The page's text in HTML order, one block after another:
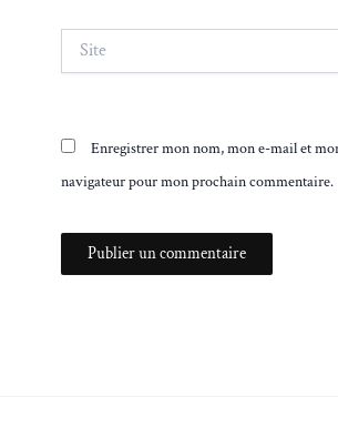
Site
Enregistrer mon nom, mon e-mail et
navigateur pour mon prochain commentaire.